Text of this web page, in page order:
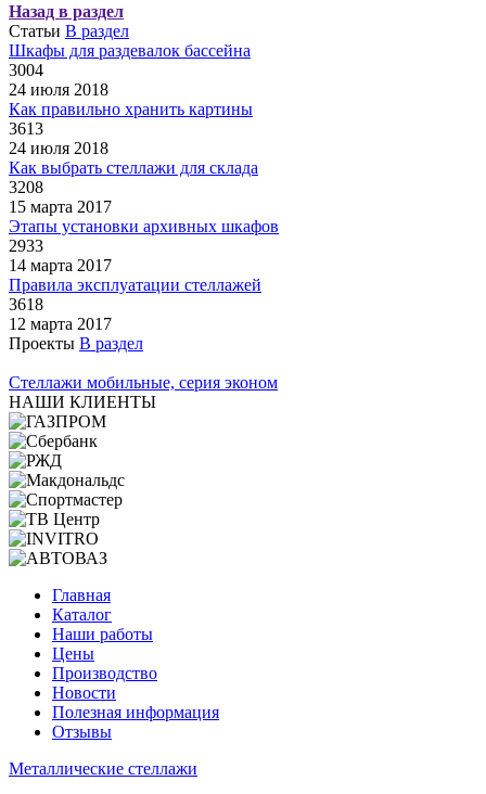
Назад в раздел
Статьи В раздел
Шкафы для раздевалок бассейна
3004
24 июля 2018
Как правильно хранить картины
3613
24 июля 2018
Как выбрать стеллажи для склада
3208
15 марта 2017
Этапы установки архивных шкафов
2933
14 марта 2017
Правила эксплуатации стеллажей
3618
12 марта 2017
Проекты В раздел
Стеллажи мобильные, серия эконом
НАШИ КЛИЕНТЫ
Главная
Каталог
Наши работы
Цены
Производство
Новости
Полезная информация
Отзывы
Металлические стеллажи